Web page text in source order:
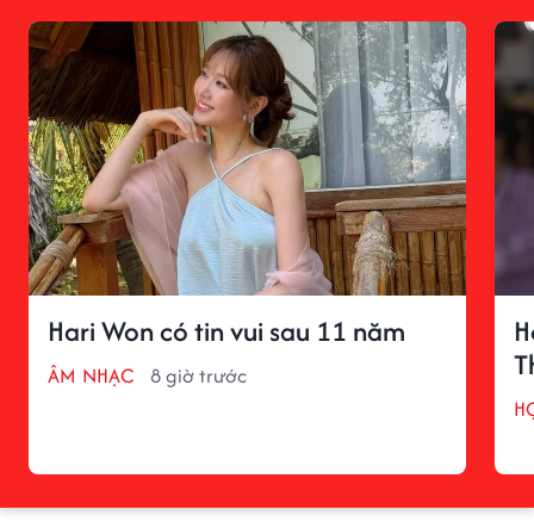
Hari Won có tin vui sau 11 năm
ÂM NHẠC 8 giờ trước